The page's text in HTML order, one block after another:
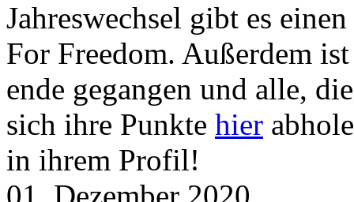
Jahreswechsel gibt es einen
For Freedom. Außerdem
ende gegangen und alle,
sich ihre Punkte hier
in ihrem Profil!